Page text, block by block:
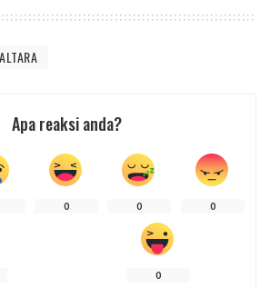
Apa reaksi anda?
0 0 0
0